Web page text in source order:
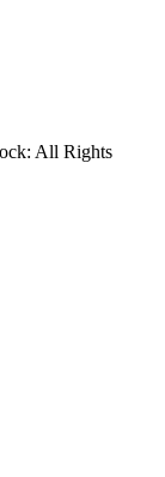
All Rights